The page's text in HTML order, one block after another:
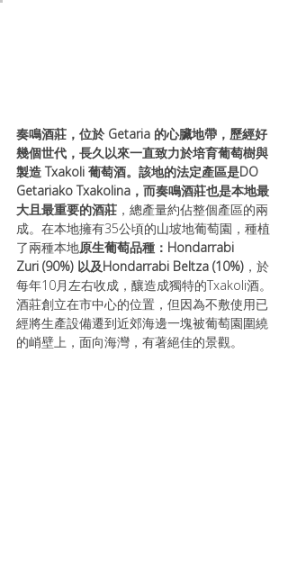
奏鳴酒莊，位於 Getaria 的心臟地帶，歷經好
幾個世代，長久以來一直致力於培育葡萄樹與
製造 Txakoli 葡萄酒。該地的法定產區是DO
Getariako Txakolina，而奏鳴酒莊也是本地最
大且最重要的酒莊 ，總產量約佔整個產區的兩
成。在本地擁有35公頃的山坡地葡萄園，種植
了兩種本地原生葡萄品種：Hondarrabi
Zuri (90%) 以及Hondarrabi Beltza (10%) ，於
每年10月左右收成，釀造成獨特的Txakoli酒。
酒莊創立在市中心的位置，但因為不敷使用已
經將生產設備遷到近郊海邊一塊被葡萄園圍繞
的峭壁上，面向海灣，有著絕佳的景觀。